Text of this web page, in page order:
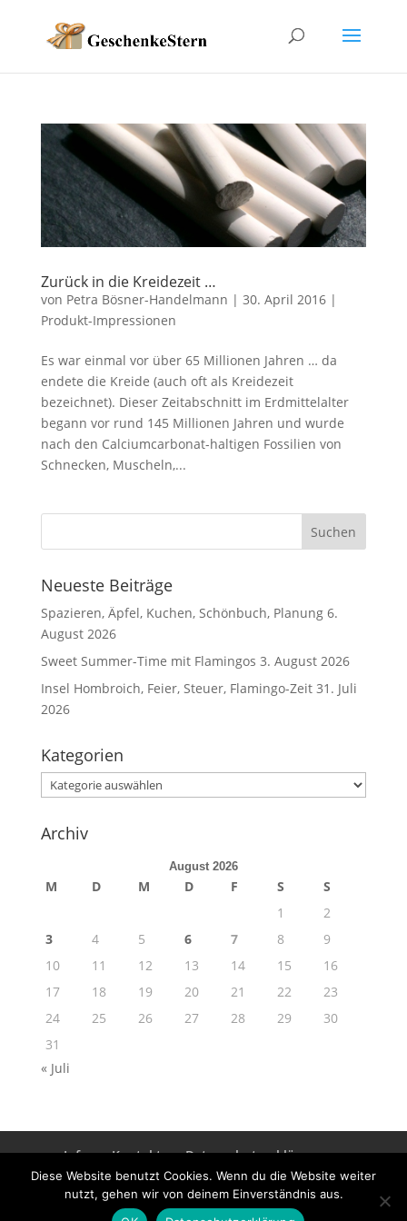
Zurück in die Kreidezeit …
von Petra Bösner-Handelmann | 30. April 2016|
Produkt-Impressionen
Es war einmal vor über 65 Millionen Jahren … da
endete die Kreide (auch oft als Kreidezeit
bezeichnet). Dieser Zeitabschnitt im Erdmittelalter
begann vor rund 145 Millionen Jahren und wurde
nach den Calciumcarbonat-haltigen Fossilien von
Schnecken, Muscheln,...
Neueste Beiträge
Spazieren, Äpfel, Kuchen, Schönbuch, Planung 6.
August 2026
Sweet Summer-Time mit Flamingos 3. August 2026
Insel Hombroich, Feier, Steuer, Flamingo-Zeit 31. Juli
2026
Kategorien
Kategorien
Archiv
August 2026
M D M D F S
S
1
2
3
4 5 6 7 8
9
10
11 12 13 14 15
16
17
18 19 20 21 22
23
24
25 26 27 28 29
30
31
« Juli
Info Kontakt
Datenschutzerklärung
Impressum
Diese Website benutzt Cookies. Wenn du die Website weiter
nutzt, gehen wir von deinem Einverständnis aus.